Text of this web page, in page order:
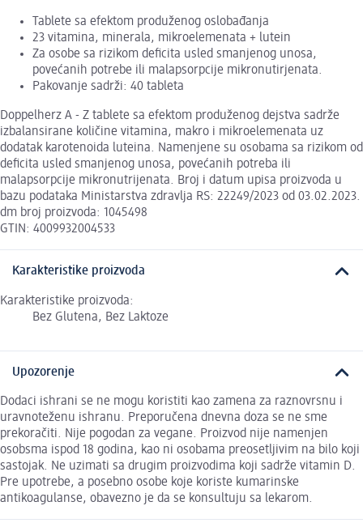
Tablete sa efektom produženog oslobađanja
23 vitamina, minerala, mikroelemenata + lutein
Za osobe sa rizikom deficita usled smanjenog unosa,
povećanih potrebe ili malapsorpcije mikronutirjenata.
Pakovanje sadrži: 40 tableta
Doppelherz A - Z tablete sa efektom produženog dejstva sadrže
izbalansirane količine vitamina, makro i mikroelemenata uz
dodatak karotenoida luteina. Namenjene su osobama sa rizikom od
deficita usled smanjenog unosa, povećanih potreba ili
malapsorpcije mikronutrijenata. Broj i datum upisa proizvoda u
bazu podataka Ministarstva zdravlja RS: 22249/2023 od 03.02.2023.
dm broj proizvoda: 1045498
GTIN: 4009932004533
Karakteristike proizvoda
Karakteristike proizvoda:
Bez Glutena, Bez Laktoze
Upozorenje
Dodaci ishrani se ne mogu koristiti kao zamena za raznovrsnu i
uravnoteženu ishranu. Preporučena dnevna doza se ne sme
prekoračiti. Nije pogodan za vegane. Proizvod nije namenjen
osobsma ispod 18 godina, kao ni osobama preosetljivim na bilo koji
sastojak. Ne uzimati sa drugim proizvodima koji sadrže vitamin D.
Pre upotrebe, a posebno osobe koje koriste kumarinske
antikoagulanse, obavezno je da se konsultuju sa lekarom.